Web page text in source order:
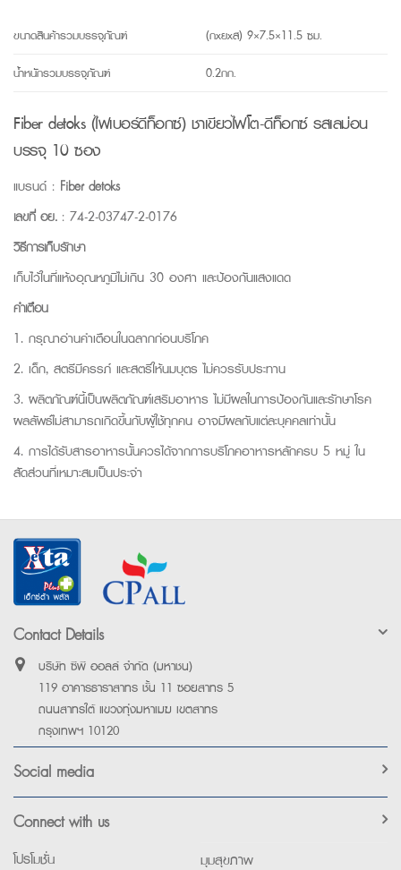
ขนาดสินค้ารวมบรรจุภัณฑ์
(กxยxส) 9×7.5×11.5 ซม.
น้ำหนักรวมบรรจุภัณฑ์
0.2กก.
Fiber detoks (ไฟเบอร์ดีท็อกซ์) ชาเขียวไฟโต-ดีท็อกซ์ รสเลม่อน
บรรจุ 10 ซอง
แบรนด์ : Fiber detoks
เลขที่ อย. : 74-2-03747-2-0176
วิธีการเก็บรักษา
เก็บไว้ในที่แห้งอุณหภูมิไม่เกิน 30 องศา และป้องกันแสงแดด
คำเตือน
1. กรุณาอ่านคำเตือนในฉลากก่อนบริโภค
2. เด็ก, สตรีมีครรภ์ และสตรีให้นมบุตร ไม่ควรรับประทาน
3. ผลิตภัณฑ์นี้เป็นผลิตภัณฑ์เสริมอาหาร ไม่มีผลในการป้องกันและรักษาโรค
ผลลัพธ์ไม่สามารถเกิดขึ้นกับผู้ใช้ทุกคน อาจมีผลกับแต่ละบุคคลเท่านั้น
4. การได้รับสารอาหารนั้นควรได้จากการบริโภคอาหารหลักครบ 5 หมู่ ใน
สัดส่วนที่เหมาะสมเป็นประจำ
Contact Details
บริษัท ซีพี ออลล์ จำกัด (มหาชน)
119 อาคารธาราสาทร ชั้น 11 ซอยสาทร 5
ถนนสาทรใต้ แขวงทุ่งมหาเมฆ เขตสาทร
กรุงเทพฯ 10120
Social media
Connect with us
โปรโมชั่น มุมสุขภาพ